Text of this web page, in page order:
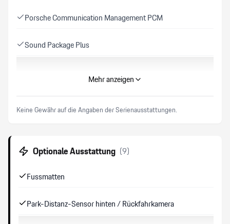
Porsche Communication Management PCM
Sound Package Plus
Graukeil-Frontscheibe
Dachhimmel Alcantara
System Abgasanlage Sport
Handy Vorbereitung
Mehr anzeigen
Keine Gewähr auf die Angaben der Serienausstattungen.
Optionale Ausstattung (9)
Fussmatten
Park-Distanz-Sensor hinten / Rückfahrkamera